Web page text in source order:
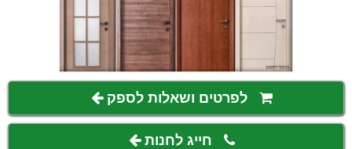
לפרטים ושאלות לספק
חייג לחנות